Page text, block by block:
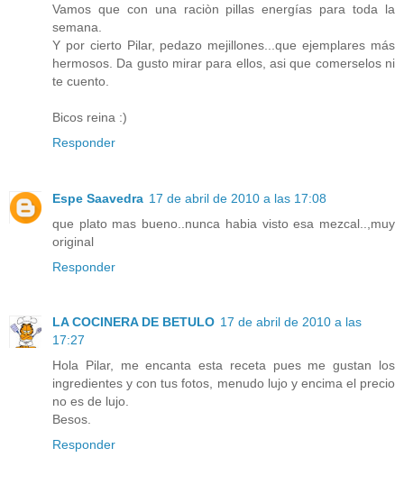
Vamos que con una raciòn pillas energías para toda la
semana.
Y por cierto Pilar, pedazo mejillones...que ejemplares más
hermosos. Da gusto mirar para ellos, asi que comerselos ni
te cuento.
Bicos reina :)
Responder
Espe Saavedra 17 de abril de 2010 a las 17:08
que plato mas bueno..nunca habia visto esa mezcal..,muy
original
Responder
LA COCINERA DE BETULO 17 de abril de 2010 a las
17:27
Hola Pilar, me encanta esta receta pues me gustan los
ingredientes y con tus fotos, menudo lujo y encima el precio
no es de lujo.
Besos.
Responder